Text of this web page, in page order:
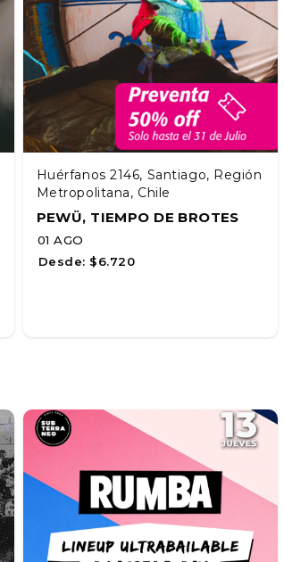
Huérfanos 2146, Santiago, Región
Metropolitana, Chile
PEWÜ, TIEMPO DE BROTES
01 AGO
Desde: $6.720